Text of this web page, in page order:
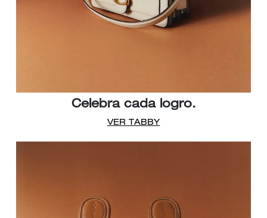
Celebra cada logro.
VER TABBY